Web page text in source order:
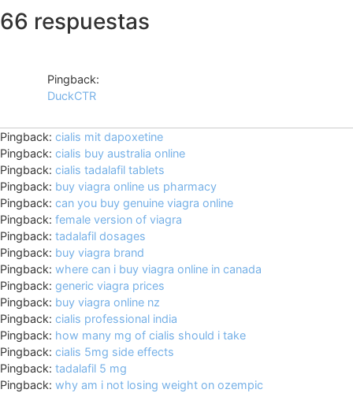
66 respuestas
Pingback:
DuckCTR
Pingback: cialis mit dapoxetine
Pingback: cialis buy australia online
Pingback: cialis tadalafil tablets
Pingback: buy viagra online us pharmacy
Pingback: can you buy genuine viagra online
Pingback: female version of viagra
Pingback: tadalafil dosages
Pingback: buy viagra brand
Pingback: where can i buy viagra online in canada
Pingback: generic viagra prices
Pingback: buy viagra online nz
Pingback: cialis professional india
Pingback: how many mg of cialis should i take
Pingback: cialis 5mg side effects
Pingback: tadalafil 5 mg
Pingback: why am i not losing weight on ozempic